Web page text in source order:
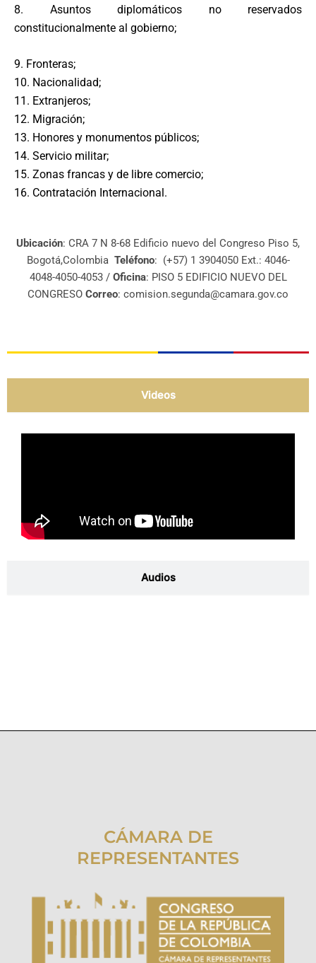
8. Asuntos diplomáticos no reservados
constitucionalmente al gobierno;
9. Fronteras;
10. Nacionalidad;
11. Extranjeros;
12. Migración;
13. Honores y monumentos públicos;
14. Servicio militar;
15. Zonas francas y de libre comercio;
16. Contratación Internacional.
Ubicación: CRA 7 N 8-68 Edificio nuevo del Congreso Piso 5,
Bogotá,Colombia Teléfono: (+57) 1 3904050 Ext.: 4046-
4048-4050-4053/ Oficina: PISO 5 EDIFICIO NUEVO DEL
CONGRESO Correo: comision.segunda@camara.gov.co
Videos
Audios
CÁMARA DE
REPRESENTANTES